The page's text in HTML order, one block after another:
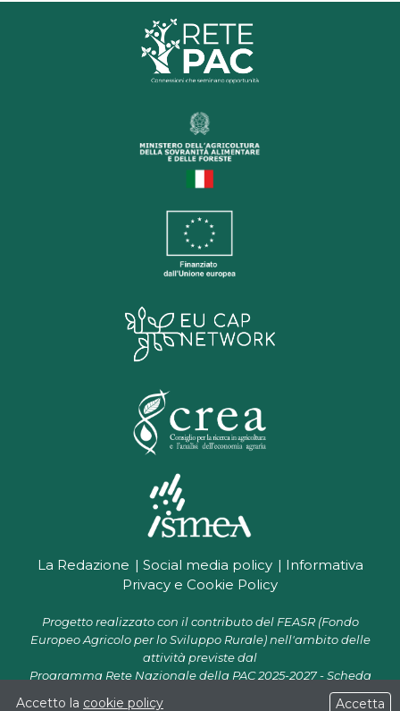
La Redazione Social media policy
Informativa
Privacy e Cookie Policy
Progetto realizzato con il contributo del FEASR (Fondo
Europeo Agricolo per lo Sviluppo Rurale) nell'ambito delle
attività previste dal
Programma Rete Nazionale della PAC 2025-2027 - Scheda
progetto CR 07.01 "Supporto alla Rete PAC per la diffusione e il
Accetto la cookie policy Accetta